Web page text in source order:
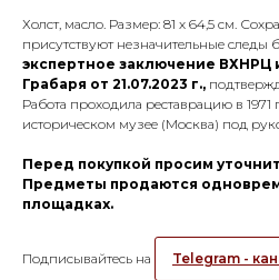
Холст, масло. Размер: 81 х 64,5 см.
присутствуют незначительные следы
экспертное заключение ВХНРЦ
Грабаря от 21.07.2023 г.,
Работа проходила реставрацию в 1971
историческом музее (Москва) под
Перед покупкой просим
Предметы продаются
площадках.
Подписывайтесь на Telegram -